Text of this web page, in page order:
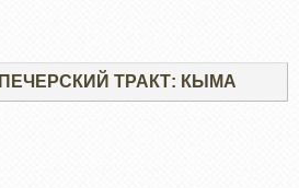
ПЕЧЕРСКИЙ ТРАКТ: КЫМА